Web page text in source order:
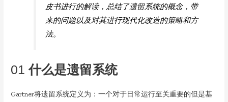
皮书进行的解读，总结了遗留系统的概念，带
来的问题以及对其进行现代化改造的策略和方
法。
01什么是遗留系统
Gartner将遗留系统定义为：一个对于日常运行至关重要的但是基